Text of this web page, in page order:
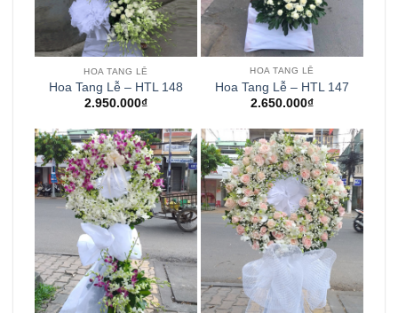
HOA TANG LỄ
Hoa Tang Lễ – HTL 148
2.950.000₫
HOA TANG LỄ
Hoa Tang Lễ – HTL 147
2.650.000₫